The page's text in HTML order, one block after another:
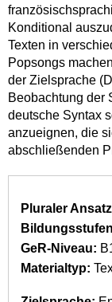
Konditional
Texten in
Popsongs
der Zielsprache
Beobachtung der
deutsche Syntax
anzueignen, die
abschließenden
Pluraler
Bildungsstufen
GeR-Niveau:
Materialtyp: